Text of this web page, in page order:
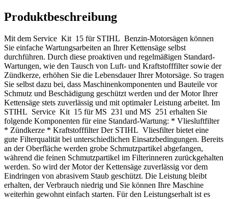
Produktbeschreibung
Mit dem Service Kit 15 für STIHL Benzin‑Motorsägen können
Sie einfache Wartungsarbeiten an Ihrer Kettensäge selbst
durchführen. Durch diese proaktiven und regelmäßigen Standard-
Wartungen, wie den Tausch von Luft- und Kraftstofffilter sowie der
Zündkerze, erhöhen Sie die Lebensdauer Ihrer Motorsäge. So tragen
Sie selbst dazu bei, dass Maschinenkomponenten und Bauteile vor
Schmutz und Beschädigung geschützt werden und der Motor Ihrer
Kettensäge stets zuverlässig und mit optimaler Leistung arbeitet. Im
STIHL Service Kit 15 für MS 231 und MS 251 erhalten Sie
folgende Komponenten für eine Standard-Wartung: * Vliesluftfilter
* Zündkerze * Kraftstofffilter Der STIHL Vliesfilter bietet eine
gute Filterqualität bei unterschiedlichen Einsatzbedingungen. Bereits
an der Oberfläche werden grobe Schmutzpartikel abgefangen,
während die feinen Schmutzpartikel im Filterinneren zurückgehalten
werden. So wird der Motor der Kettensäge zuverlässig vor dem
Eindringen von abrasivem Staub geschützt. Die Leistung bleibt
erhalten, der Verbrauch niedrig und Sie können Ihre Maschine
weiterhin gewohnt einfach starten. Für den Leistungserhalt ist es